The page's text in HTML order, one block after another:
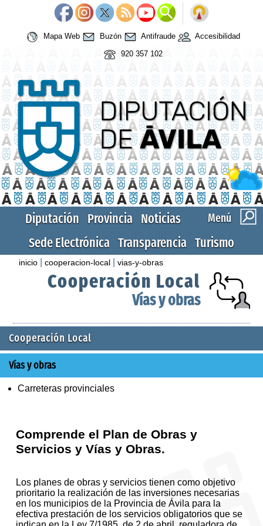
Mapa Web Buzón Antifraude
Accesibilidad
920 357 102
Menú
Diputación Provincia Noticias
Sede Electrónica Transparencia Turismo
inicio |cooperacion-local |vias-y-obras
Cooperación Local
Vías y obras
Cooperación Local
Vías y obras
Carreteras provinciales
Comprende el Plan de Obras y
Servicios y Vías y Obras.
Los planes de obras y servicios tienen como objetivo
prioritario la realización de las inversiones necesarias
en los municipios de la Provincia de Ávila para la
efectiva prestación de los servicios obligatorios que se